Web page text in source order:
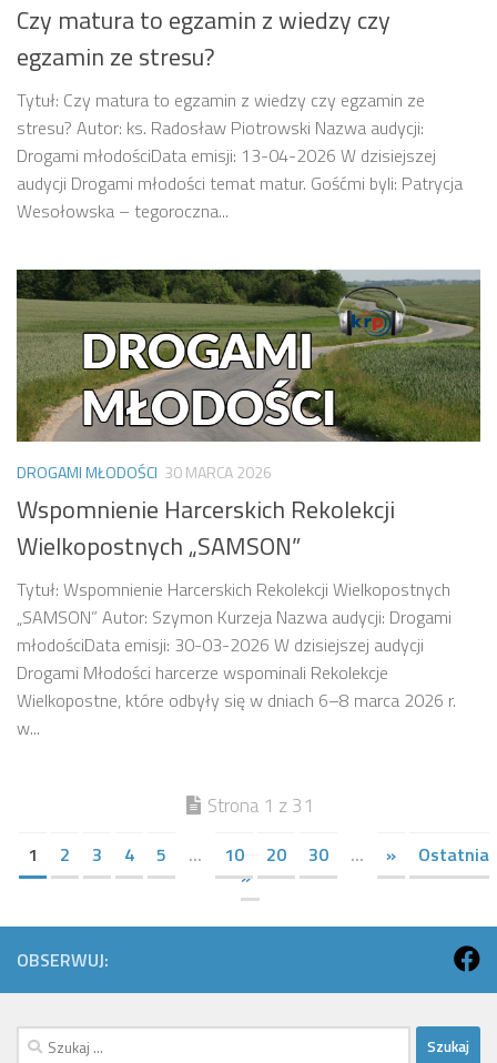
Czy matura to egzamin z wiedzy czy
egzamin ze stresu?
Tytuł: Czy matura to egzamin z wiedzy czy egzamin ze
stresu? Autor: ks. Radosław Piotrowski Nazwa audycji:
Drogami młodościData emisji: 13-04-2026 W dzisiejszej
audycji Drogami młodości temat matur. Gośćmi byli: Patrycja
Wesołowska – tegoroczna...
DROGAMI MŁODOŚCI 30 MARCA 2026
Wspomnienie Harcerskich Rekolekcji
Wielkopostnych „SAMSON”
Tytuł: Wspomnienie Harcerskich Rekolekcji Wielkopostnych
„SAMSON” Autor: Szymon Kurzeja Nazwa audycji: Drogami
młodościData emisji: 30-03-2026 W dzisiejszej audycji
Drogami Młodości harcerze wspominali Rekolekcje
Wielkopostne, które odbyły się w dniach 6–8 marca 2026 r.
w...
Strona 1 z 31
1 2 3 4 5 ... 10 20 30 ... »
Ostatnia
»
OBSERWUJ:
Szukaj: